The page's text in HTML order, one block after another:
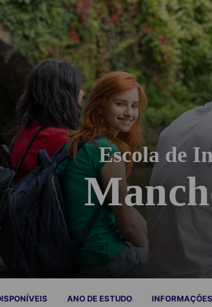
Escola de
ANO DE ESTUDO